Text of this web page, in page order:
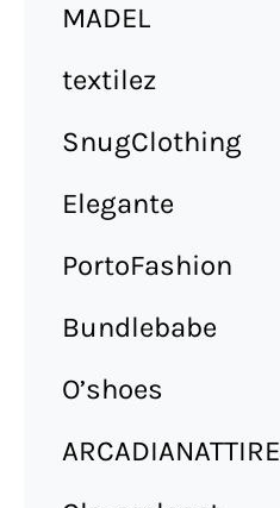
MADEL
textilez
SnugClothing
Elegante
PortoFashion
Bundlebabe
O’shoes
ARCADIANATTIRE